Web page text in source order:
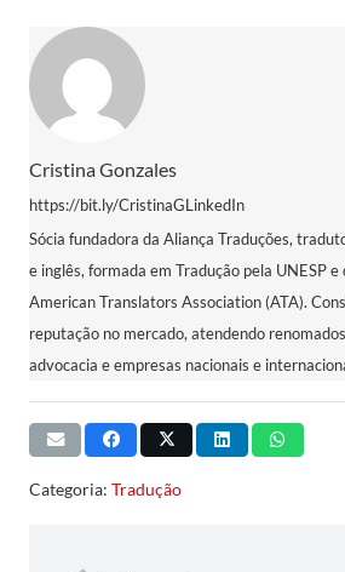
Cristina Gonzales
https://bit.ly/CristinaGLinkedIn
Sócia fundadora da Aliança Traduções,
e inglês, formada em Tradução pela UNESP
American Translators Association (ATA).
reputação no mercado, atendendo
advocacia e empresas nacionais e
Categoria: Tradução